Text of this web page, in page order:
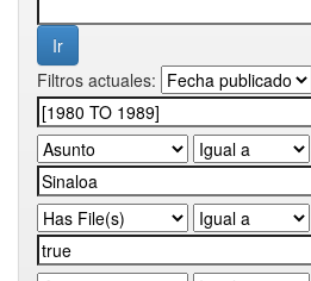
Filtros actuales: